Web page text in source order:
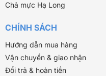
Chả mực Hạ Long
CHÍNH SÁCH
Hướng dẫn mua hàng
Vận chuyển & giao nhận
Đổi trả & hoàn tiền